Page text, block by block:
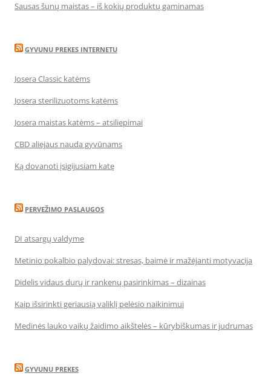
Sausas šunų maistas – iš kokių produktų gaminamas
GYVUNU PREKES INTERNETU
Josera Classic katėms
Josera sterilizuotoms katėms
Josera maistas katėms – atsiliepimai
CBD aliejaus nauda gyvūnams
Ką dovanoti įsigijusiam katę
PERVEŽIMO PASLAUGOS
DI atsargų valdyme
Metinio pokalbio palydovai: stresas, baimė ir mažėjanti motyvacija
Didelis vidaus durų ir rankenų pasirinkimas – dizainas
Kaip išsirinkti geriausią valiklį pelėsio naikinimui
Medinės lauko vaikų žaidimo aikštelės – kūrybiškumas ir judrumas
GYVUNU PREKES